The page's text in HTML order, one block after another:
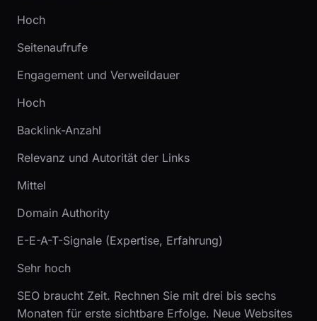
Hoch
Seitenaufrufe
Engagement und Verweildauer
Hoch
Backlink-Anzahl
Relevanz und Autorität der Links
Mittel
Domain Authority
E-E-A-T-Signale (Expertise, Erfahrung)
Sehr hoch
SEO braucht Zeit. Rechnen Sie mit drei bis sechs
Monaten für erste sichtbare Erfolge. Neue Websites